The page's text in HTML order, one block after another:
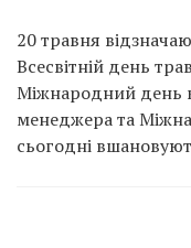
20 травня
Всесвітній день
Міжнародний день
менеджера та
сьогодні